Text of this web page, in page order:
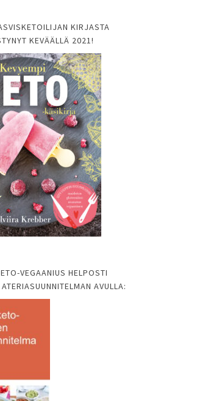
KIRJASTA
KEVÄÄLLÄ 2021!
VEGAANIUS HELPOSTI
AVULLA: